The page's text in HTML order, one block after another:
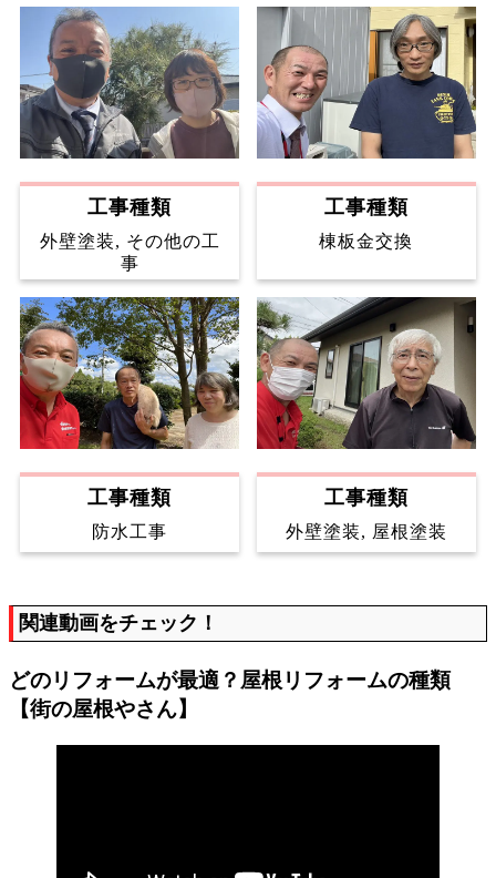
工事種類
外壁塗装, その他の工
事
工事種類
棟板金交換
工事種類
防水工事
工事種類
外壁塗装, 屋根塗装
関連動画をチェック！
どのリフォームが最適？屋根リフォームの種類
【街の屋根やさん】